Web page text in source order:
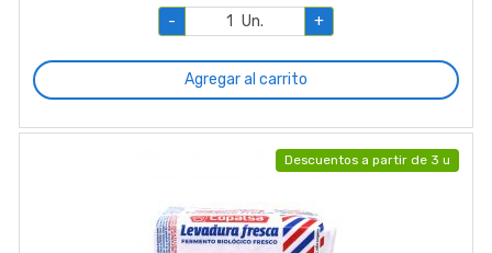
-
Un. +
Agregar al carrito
Descuentos a partir de 3 u